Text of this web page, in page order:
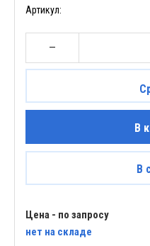
Артикул:
–
В
В
Цена - по запросу
нет на складе